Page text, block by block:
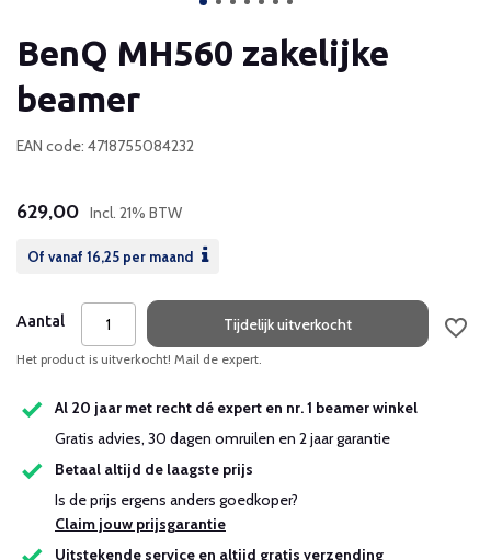
BenQ MH560 zakelijke
beamer
EAN code: 4718755084232
629,00 Incl. 21% BTW
Of vanaf 16,25 per maand
Aantal Tijdelijk uitverkocht
Het product is uitverkocht! Mail de expert.
Al 20 jaar met recht dé expert en nr. 1 beamer winkel
Gratis advies, 30 dagen omruilen en 2 jaar garantie
Betaal altijd de laagste prijs
Is de prijs ergens anders goedkoper?
Claim jouw prijsgarantie
Uitstekende service en altijd gratis verzending